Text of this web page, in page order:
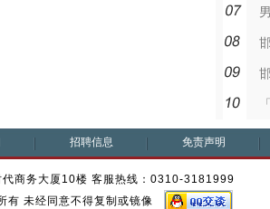
招聘信息 免责声明
代商务大厦10楼 客服热线：0310-3181999
未经同意不得复制或镜像